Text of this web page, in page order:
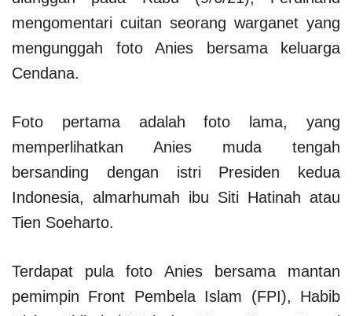
mengomentari cuitan seorang warganet yang
mengunggah foto Anies bersama keluarga
Cendana.
Foto pertama adalah foto lama, yang
memperlihatkan Anies muda tengah
bersanding dengan istri Presiden kedua
Indonesia, almarhumah ibu Siti Hatinah atau
Tien Soeharto.
Terdapat pula foto Anies bersama mantan
pemimpin Front Pembela Islam (FPI), Habib